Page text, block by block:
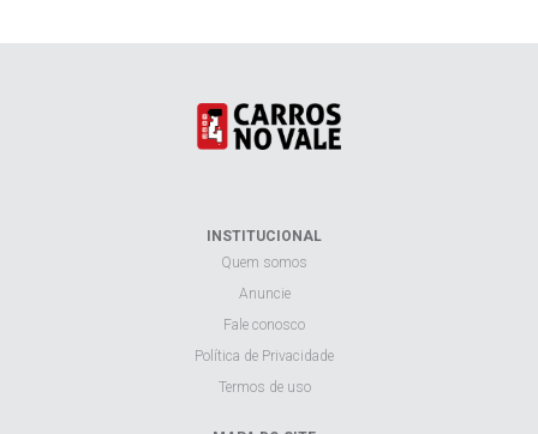
INSTITUCIONAL
Quem somos
Anuncie
Fale conosco
Política de Privacidade
Termos de uso